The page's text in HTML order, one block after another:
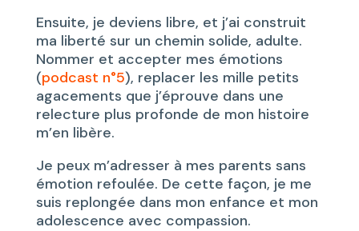
Ensuite, je deviens libre, et j’ai construit
ma liberté sur un chemin solide, adulte.
Nommer et accepter mes émotions
(podcast n°5), replacer les mille petits
agacements que j’éprouve dans une
relecture plus profonde de mon histoire
m’en libère.
Je peux m’adresser à mes parents sans
émotion refoulée. De cette façon, je me
suis replongée dans mon enfance et mon
adolescence avec compassion.